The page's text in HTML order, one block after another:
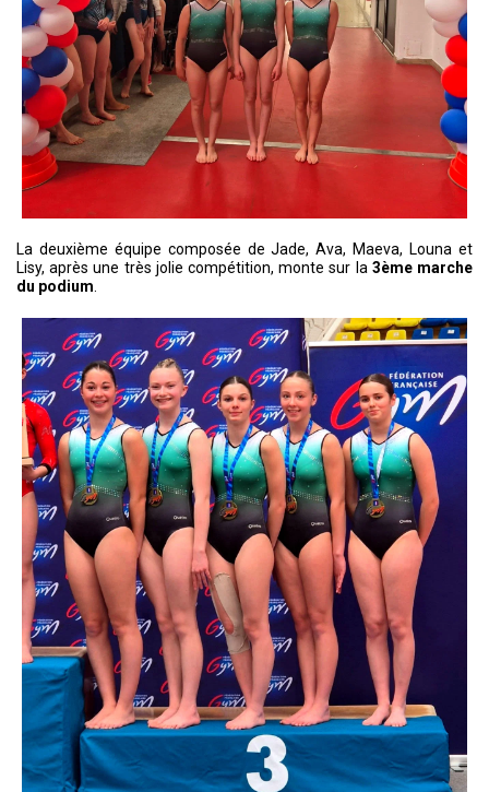
La deuxième équipe composée de Jade, Ava, Maeva, Louna et
Lisy, après une très jolie compétition, monte sur la 3ème marche
du podium.